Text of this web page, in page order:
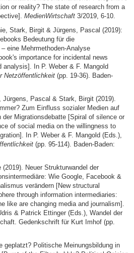
or reality? The state of research from a
MedienWirtschaft 3/2019, 6-10.
Stark, Birgit & Jürgens, Pascal (2019):
Bedeutung für die
eine Mehrmethoden-Analyse
importance for incidental news
In P. Weber & F. Mangold
Netzöffentlichkeit (pp. 19-36). Baden-
Jürgens, Pascal & Stark, Birgit (2019).
Zum Einfluss sozialer Medien auf
Migrationsdebatte [Spiral of silence or
of social media on the willingness to
In P. Weber & F. Mangold (Eds.),
(pp. 95-114). Baden-Baden:
Neuer Strukturwandel der
Wie Google, Facebook &
verändern [New structural
through information intermediaries:
like are changing media and journalism].
& Patrick Ettinger (Eds.), Wandel der
Gedenkschrift für Kurt Imhof (pp.
geplatzt? Politische Meinungsbildung in